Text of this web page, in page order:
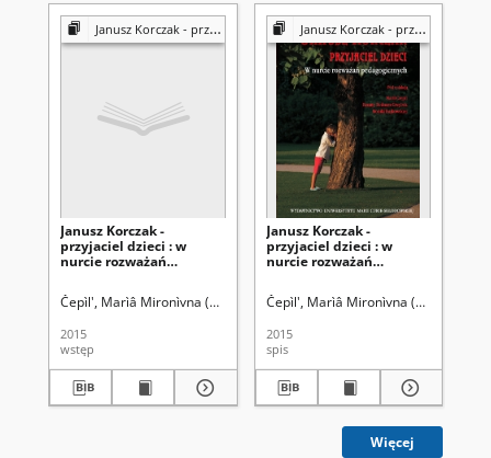
Janusz Korczak - przyjaciel dzieci : w nurcie rozważań pedagogicznych
Janusz Korczak -
przyjaciel dzieci : w
nurcie rozważań
Čepìl', Marìâ Mironìvna (1961- )
2015
wstęp
Janusz Korczak - przyjaciel dzieci : w nurcie rozważań pedagogicznych
Janusz Korczak -
przyjaciel dzieci : w
nurcie rozważań
treści
Čepìl', Marìâ Mironìvna (1961- )
2015
spis
Więcej